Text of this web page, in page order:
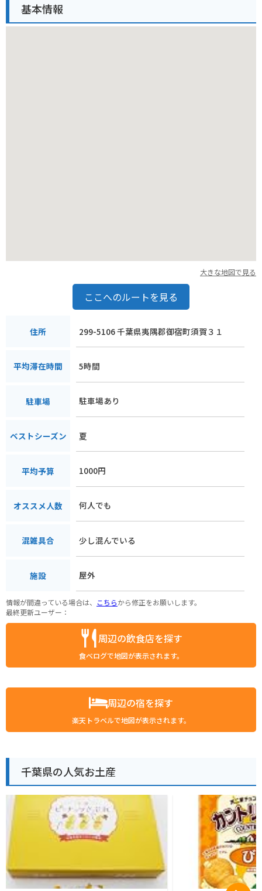
ーズン以外でも、散歩やジョギングコースとしてもおすすめで
す。
基本情報
大きな地図で見る
ここへのルートを見る
住所 299-5106 千葉県夷隅郡御宿町須賀３１
平均滞在時間 5時間
駐車場 駐車場あり
ベストシーズン 夏
平均予算 1000円
オススメ人数 何人でも
混雑具合 少し混んでいる
施設 屋外
情報が間違っている場合は、 こちらから修正をお願いします。
最終更新ユーザー：
周辺の飲食店を探す
食べログで地図が表示されます。
周辺の宿を探す
楽天トラベルで地図が表示されます。
千葉県の人気お土産